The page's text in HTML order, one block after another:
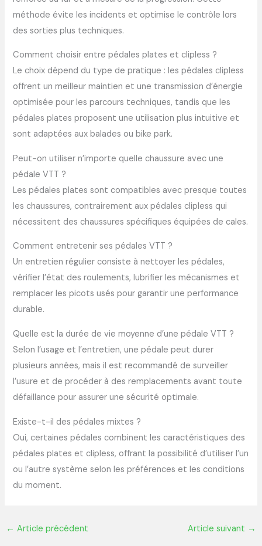
méthode évite les incidents et optimise le contrôle lors
des sorties plus techniques.
Comment choisir entre pédales plates et clipless ?
Le choix dépend du type de pratique : les pédales clipless
offrent un meilleur maintien et une transmission d’énergie
optimisée pour les parcours techniques, tandis que les
pédales plates proposent une utilisation plus intuitive et
sont adaptées aux balades ou bike park.
Peut-on utiliser n’importe quelle chaussure avec une
pédale VTT ?
Les pédales plates sont compatibles avec presque toutes
les chaussures, contrairement aux pédales clipless qui
nécessitent des chaussures spécifiques équipées de cales.
Comment entretenir ses pédales VTT ?
Un entretien régulier consiste à nettoyer les pédales,
vérifier l’état des roulements, lubrifier les mécanismes et
remplacer les picots usés pour garantir une performance
durable.
Quelle est la durée de vie moyenne d’une pédale VTT ?
Selon l’usage et l’entretien, une pédale peut durer
plusieurs années, mais il est recommandé de surveiller
l’usure et de procéder à des remplacements avant toute
défaillance pour assurer une sécurité optimale.
Existe-t-il des pédales mixtes ?
Oui, certaines pédales combinent les caractéristiques des
pédales plates et clipless, offrant la possibilité d’utiliser l’un
ou l’autre système selon les préférences et les conditions
du moment.
← Article précédent Article suivant →